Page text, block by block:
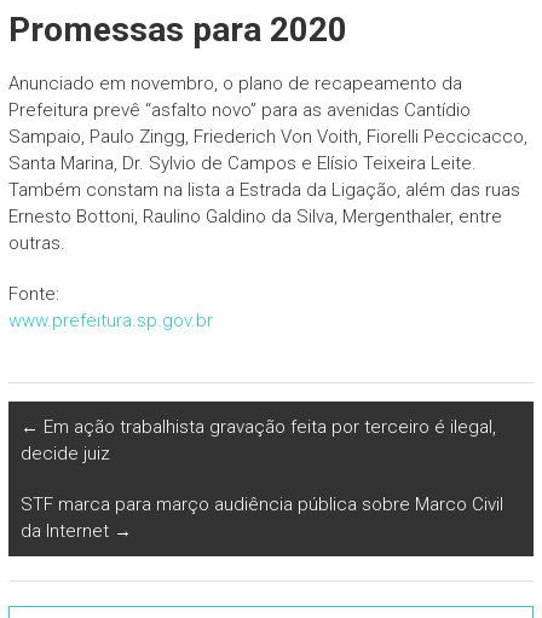
Promessas para 2020
Anunciado em novembro, o plano de recapeamento da
Prefeitura prevê “asfalto novo” para as avenidas Cantídio
Sampaio, Paulo Zingg, Friederich Von Voith, Fiorelli Peccicacco,
Santa Marina, Dr. Sylvio de Campos e Elísio Teixeira Leite.
Também constam na lista a Estrada da Ligação, além das ruas
Ernesto Bottoni, Raulino Galdino da Silva, Mergenthaler, entre
outras.
Fonte:
www.prefeitura.sp.gov.br
← Em ação trabalhista gravação feita por terceiro é ilegal,
decide juiz
STF marca para março audiência pública sobre Marco Civil
da Internet →